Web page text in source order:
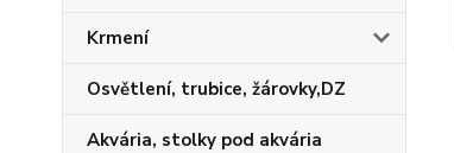
Krmení
Osvětlení, trubice, žárovky,DZ
Akvária, stolky pod akvária